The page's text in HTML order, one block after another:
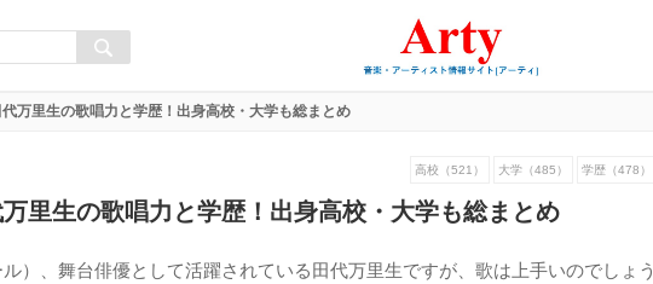
代万里生の歌唱力と学歴！出身高校・大学も総まとめ
高校（521） 大学（485） 学歴（478）
万里生の歌唱力と学歴！出身高校・大学も総まとめ
）、舞台俳優として活躍されている田代万里生ですが、歌は上手いのでしょう